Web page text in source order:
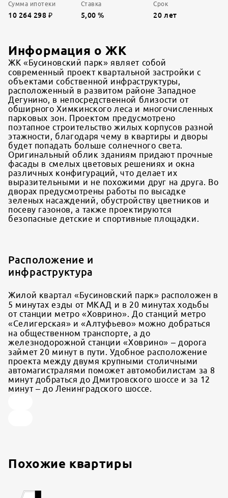
Сумма ипотеки
10 264 298 ₽
Ставка
5,00 %
Срок
20 лет
Информация о ЖК
ЖК «Бусиновский парк» являет собой
современный проект квартальной застройки с
объектами собственной инфраструктуры,
расположенный в развитом районе Западное
Дегунино, в непосредственной близости от
обширного Химкинского леса и многочисленных
парковых зон. Проектом предусмотрено
поэтапное строительство жилых корпусов разной
этажности, благодаря чему в квартиры и дворы
будет попадать больше солнечного света.
Оригинальный облик зданиям придают прочные
фасады в смелых цветовых решениях и окна
различных конфигураций, что делает их
выразительными и не похожими друг на друга. Во
дворах предусмотрены работы по высадке
зеленых насаждений, обустройству цветников и
посеву газонов, а также проектируются
безопасные детские и спортивные площадки.
Расположение и
инфраструктура
Жилой квартал «Бусиновский парк» расположен в
5 минутах езды от МКАД и в 20 минутах ходьбы
от станции метро «Ховрино». До станций метро
«Селигерская» и «Алтуфьево» можно добраться
на общественном транспорте, а до
железнодорожной станции «Ховрино» – дорога
займет 20 минут в пути. Удобное расположение
проекта между двумя крупными столичными
автомагистралями поможет автомобилистам за 8
минут добраться до Дмитровского шоссе и за 12
минут – до Ленинградского шоссе.
Похожие квартиры